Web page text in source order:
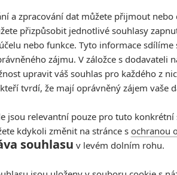
akorát uvedl, že obtíž dvojek je
diváky překvapili, a zároveň nesmíte
To se Camronovi už v minulosti
že by to nesvedl i tentokrát.
v roce 2015.
také na právní spory. Jistý
dolarů a tvrdí, žeAvatar vykrádá jeho
Cameronovi dostal do rukou v roce
dávno předtím. Dvě podobné žaloby
a zpracování dat můžete přijmout
přizpůsobit jednotlivé souhlasy
nebo funkce. Tyto informace
zájmu. V záložce s dodavateli
upravit váš souhlas pro každého z
tvrdí, že mají oprávněný zájem vaše
jsou relevantní pouze pro tuto
kdykoli změnit na stránce s ochranou
souhlasu v levém dolním rohu.